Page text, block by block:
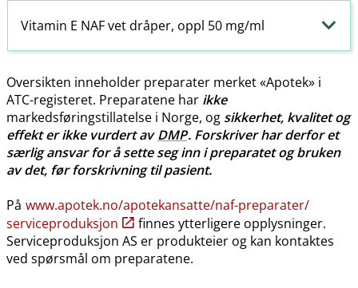
Vitamin E NAF vet dråper, oppl 50 mg/ml
Oversikten inneholder preparater merket «Apotek» i
ATC-registeret. Preparatene har ikke
markedsføringstillatelse i Norge, og sikkerhet, kvalitet og
effekt er ikke vurdert avDMP. Forskriver har derfor et
særlig ansvar for å sette seg inn i preparatet og bruken
av det, før forskrivning til pasient.
På www.apotek.no​/​apotekansatte​/​naf-preparater​/​
serviceproduksjon
finnes ytterligere opplysninger.
Serviceproduksjon AS er produkteier og kan kontaktes
ved spørsmål om preparatene.